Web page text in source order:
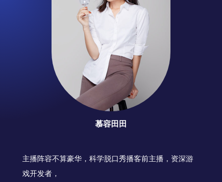
慕容田田
主播阵容不算豪华，科学脱口秀播客前主播，资深游
戏开发者，